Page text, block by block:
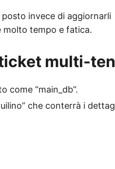
invece di aggiornarli
molto tempo e fatica.
multi-
come “main_db”.
che conterrà i